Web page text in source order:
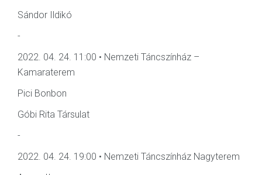
Sándor Ildikó
-
2022. 04. 24. 11:00 • Nemzeti Táncszínház –
Kamaraterem
Pici Bonbon
Góbi Rita Társulat
-
2022. 04. 24. 19:00 • Nemzeti Táncszínház Nagyterem